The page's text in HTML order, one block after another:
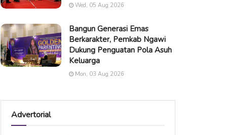
Wed, 05 Aug 2026
Bangun Generasi Emas
Berkarakter, Pemkab Ngawi
Dukung Penguatan Pola Asuh
Keluarga
Mon, 03 Aug 2026
Advertorial